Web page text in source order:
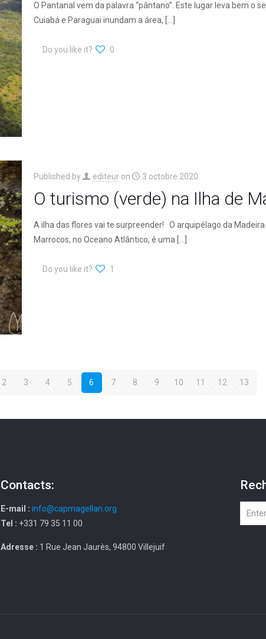
O Pantanal vem da palavra “pântano”. Este lugar leva bem o
Cuiabá e Paraguai inundam a área,
Do you like it? 0
Published by editeur on 3 octobre 2020
O turismo (verde) na Ilha de
A ilha das flores vai te surpreender! O arquipélago da
Marrocos, no Oceano Atlântico, é uma
Do you like it? 1
2 3 4 5 6 7 8 9 10 11 12 13
Contacts:
E-mail : info@capmagellan.org
Tel : +331 79 35 11 00
Adresse : 1 Rue Jean Jaurès, 94800 Villejuif